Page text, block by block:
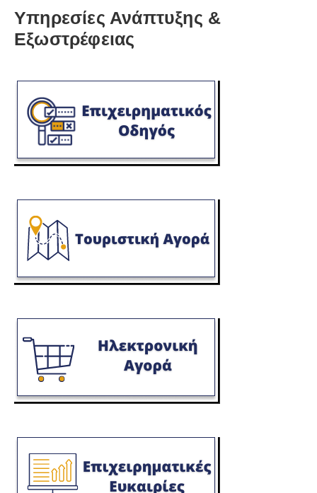
Υπηρεσίες Ανάπτυξης &
Εξωστρέφειας